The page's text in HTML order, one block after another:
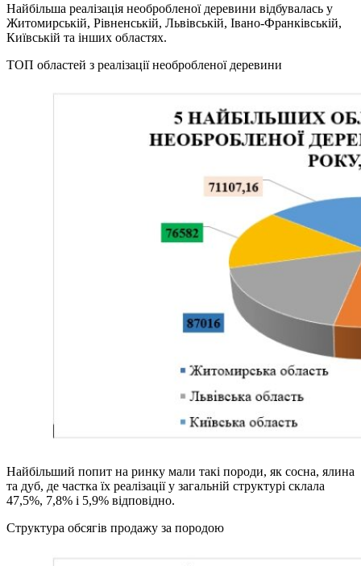
Найбільша реалізація необробленої деревини відбувалась у
Житомирській, Рівненській, Львівській, Івано-Франківській,
Київській та інших областях.
ТОП областей з реалізації необробленої деревини
Найбільший попит на ринку мали такі породи, як сосна, ялина
та дуб, де частка їх реалізації у загальній структурі склала
47,5%, 7,8% і 5,9% відповідно.
Структура обсягів продажу за породою